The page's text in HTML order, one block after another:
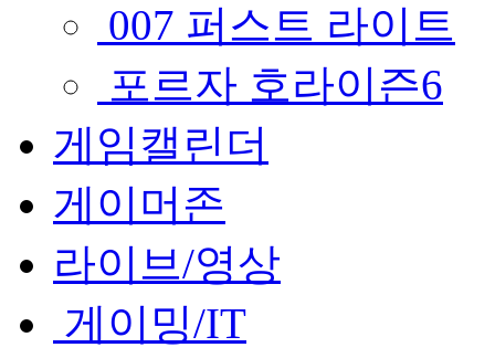
007 퍼스트 라이트
포르자 호라이즌6
게임캘린더
게이머존
라이브/영상
게이밍/IT